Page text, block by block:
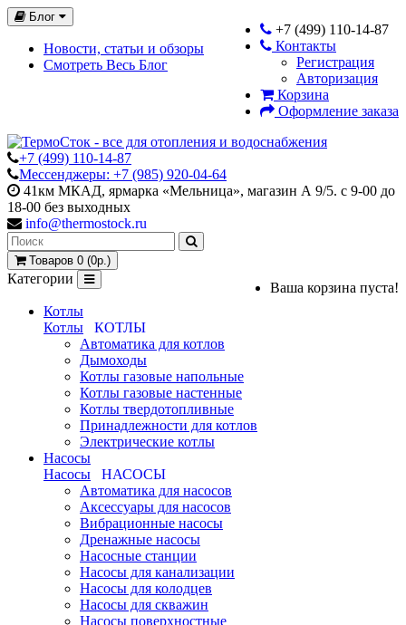
Блог
Новости, статьи и обзоры
Смотреть Весь Блог
+7 (499) 110-14-87
Контакты
Регистрация
Авторизация
Корзина
Оформление заказа
+7 (499) 110-14-87
Мессенджеры: +7 (985) 920-04-64
41км МКАД, ярмарка «Мельница», магазин А 9/5. с 9-00 до
18-00 без выходных
info@thermostock.ru
Товаров 0 (0р.)
Ваша корзина пуста!
Категории
Котлы
Котлы
КОТЛЫ
Автоматика для котлов
Дымоходы
Котлы газовые напольные
Котлы газовые настенные
Котлы твердотопливные
Принадлежности для котлов
Электрические котлы
Насосы
Насосы
НАСОСЫ
Автоматика для насосов
Аксессуары для насосов
Вибрационные насосы
Дренажные насосы
Насосные станции
Насосы для канализации
Насосы для колодцев
Насосы для скважин
Насосы поверхностные